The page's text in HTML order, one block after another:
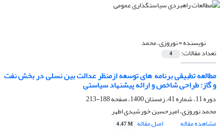
نویسنده =نوروزی، محمد
تعداد مقالات: 4
مطالعه تطبیقی برنامه های توسعه ازمنظر عدالت بین نسلی در بخش نفت
و گاز: طراحی شاخص و ارائه پیشنهاد سیاستی
دوره 11، شماره 41، زمستان 1400، صفحه
188-213
محمد نوروزی، امیرحسین خورشیدی اطهر
مشاهده مقاله
اصل مقاله 4.47 M